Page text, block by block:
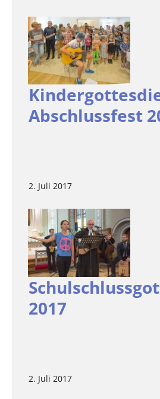
Abschlussfest
2. Juli 2017
2017
2. Juli 2017